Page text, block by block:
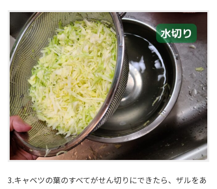
3.キャベツの葉のすべてがせん切りにできたら、ザルをあ